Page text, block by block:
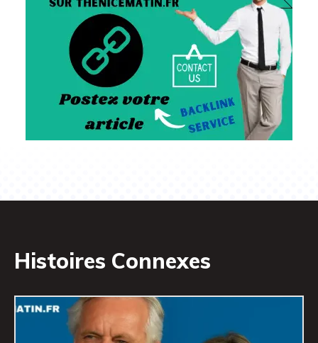
Histoires Connexes